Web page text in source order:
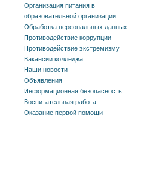
Организация питания в
образовательной организации
Обработка персональных данных
Противодействие коррупции
Противодействие экстремизму
Вакансии колледжа
Наши новости
Объявления
Информационная безопасность
Воспитательная работа
Оказание первой помощи